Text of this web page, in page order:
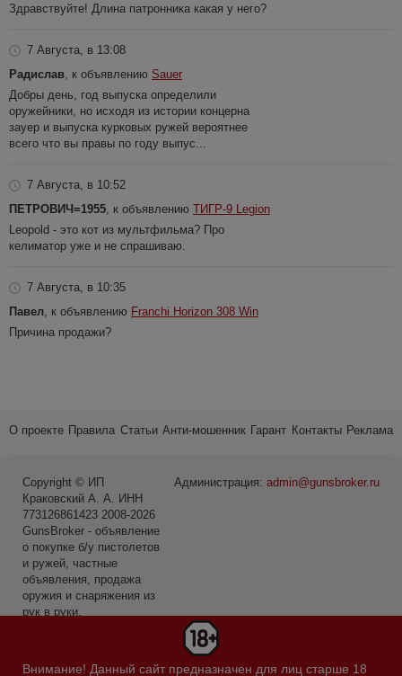
Здравствуйте! Длина патронника какая у него?
7 Августа, в 13:08
Радислав , к объявлению Sauer
Добры день, год выпуска определили
оружейники, но исходя из истории концерна
зауер и выпуска курковых ружей вероятнее
всего что вы правы по году выпус...
7 Августа, в 10:52
ПЕТРОВИЧ=1955 , к объявлению ТИГР-9 Legion
Leopold - это кот из мультфильма? Про
келиматор уже и не спрашиваю.
7 Августа, в 10:35
Павел , к объявлению Franchi Horizon 308 Win
Причина продажи?
Внимание! Данный сайт предназначен для лиц старше 18
О проекте Правила Статьи Анти-мошенник Гарант Контакты Реклама
Администрация: admin@gunsbroker.ru
Copyright © ИП
Краковский А. А. ИНН
773126861423 2008-2026
GunsBroker - объявление
о покупке б/у пистолетов
и ружей, частные
объявления, продажа
оружия и снаряжения из
рук в руки.